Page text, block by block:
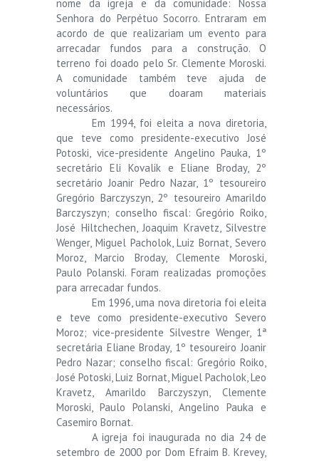
nome da igreja e da comunidade: Nossa
Senhora do Perpétuo Socorro. Entraram em
acordo de que realizariam um evento para
arrecadar fundos para a construção. O
terreno foi doado pelo Sr. Clemente Moroski.
A comunidade também teve ajuda de
voluntários que doaram materiais
necessários.
Em 1994, foi eleita a nova diretoria,
que teve como presidente-executivo José
Potoski, vice-presidente Angelino Pauka, 1º
secretário Eli Kovalik e Eliane Broday, 2º
secretário Joanir Pedro Nazar, 1º tesoureiro
Gregório Barczyszyn, 2º tesoureiro Amarildo
Barczyszyn; conselho fiscal: Gregório Roiko,
José Hiltchechen, Joaquim Kravetz, Silvestre
Wenger, Miguel Pacholok, Luiz Bornat, Severo
Moroz, Marcio Broday, Clemente Moroski,
Paulo Polanski. Foram realizadas promoções
para arrecadar fundos.
Em 1996, uma nova diretoria foi eleita
e teve como presidente-executivo Severo
Moroz; vice-presidente Silvestre Wenger, 1ª
secretária Eliane Broday, 1º tesoureiro Joanir
Pedro Nazar; conselho fiscal: Gregório Roiko,
José Potoski, Luiz Bornat, Miguel Pacholok, Leo
Kravetz, Amarildo Barczyszyn, Clemente
Moroski, Paulo Polanski, Angelino Pauka e
Casemiro Bornat.
A igreja foi inaugurada no dia 24 de
setembro de 2000 por Dom Efraim B. Krevey,